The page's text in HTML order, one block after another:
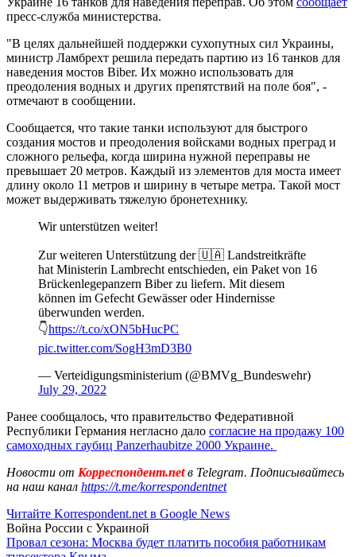
пресс-служба министерства.
"В целях дальнейшей поддержки сухопутных сил Украины,
министр Ламбрехт решила передать партию из 16 танков для
наведения мостов Biber. Их можно использовать для
преодоления водных и других препятствий на поле боя", -
отмечают в сообщении.
Сообщается, что такие танки используют для быстрого
создания мостов и преодоления войсками водных преград и
сложного рельефа, когда ширина нужной переправы не
превышает 20 метров. Каждый из элементов для моста имеет
длину около 11 метров и ширину в четыре метра. Такой мост
может выдерживать тяжелую бронетехнику.
Wir unterstützen weiter!
Zur weiteren Unterstützung der 🇺🇦 Landstreitkräfte
hat Ministerin Lambrecht entschieden, ein Paket von 16
Brückenlegepanzern Biber zu liefern. Mit diesem
können im Gefecht Gewässer oder Hindernisse
überwunden werden.
👇https://t.co/xON5bHucPC
pic.twitter.com/SogH3mD3B0
— Verteidigungsministerium (@BMVg_Bundeswehr)
July 29, 2022
Ранее сообщалось, что правительство Федеративной
Республики Германия негласно дало согласие на продажу 100
самоходных гаубиц Panzerhaubitze 2000 Украине.
Новости от Корреспондент.netв Telegram. Подписывайтесь
на наш канал https://t.me/korrespondentnet
Читайте Korrespondent.net в Google News
Война России с Украиной
Провал сезона: Москва будет платить пособия работникам